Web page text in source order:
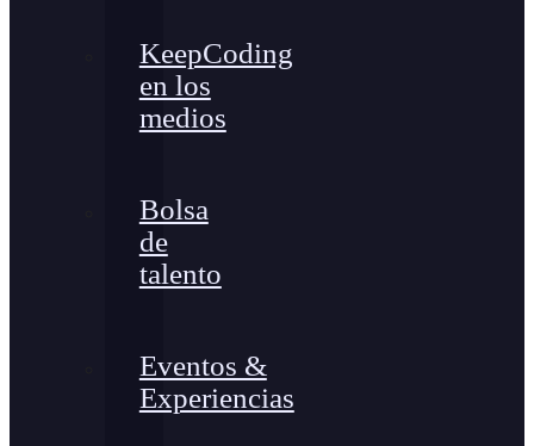
KeepCoding
en los
medios
Bolsa
de
talento
Eventos &
Experiencias